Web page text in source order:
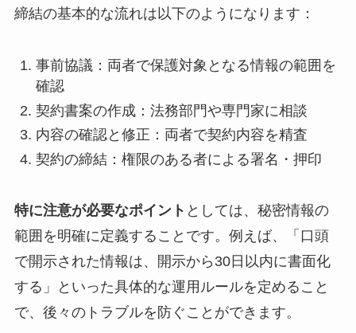
締結の基本的な流れは以下のようになります：
事前協議：両者で保護対象となる情報の範囲を
確認
契約書案の作成：法務部門や専門家に相談
内容の確認と修正：両者で契約内容を精査
契約の締結：権限のある者による署名・押印
特に注意が必要なポイント としては、秘密情報の
範囲を明確に定義することです。例えば、「口頭
で開示された情報は、開示から30日以内に書面化
する」といった具体的な運用ルールを定めること
で、後々のトラブルを防ぐことができます。